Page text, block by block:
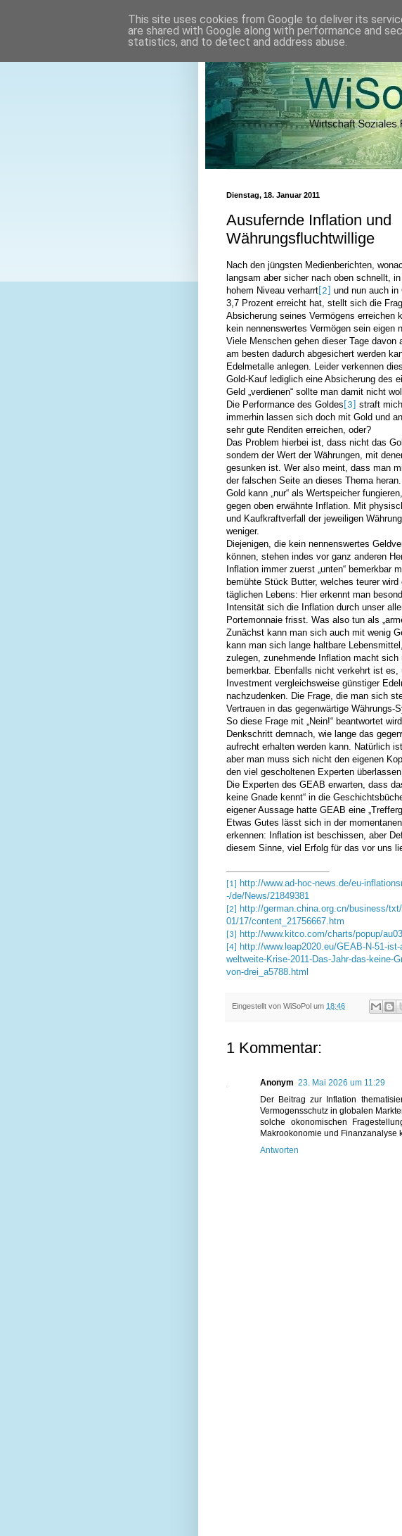
Dienstag, 18. Januar 2011
Ausufernde Inflation und
Währungsfluchtwillige
Nach den jüngsten Medienberichten,
langsam aber sicher nach oben schnellt,
hohem Niveau verharrt [2]
und nun auch in
3,7 Prozent erreicht hat, stellt sich die
Absicherung seines Vermögens erreichen
kein nennenswertes Vermögen sein eigen
Viele Menschen gehen dieser Tage davon
am besten dadurch abgesichert werden
Edelmetalle anlegen. Leider verkennen
Gold-Kauf lediglich eine Absicherung des
Geld „verdienen“ sollte man damit nicht
Die Performance des Goldes [3]
straft
immerhin lassen sich doch mit Gold und
sehr gute Renditen erreichen, oder?
Das Problem hierbei ist, dass nicht das
sondern der Wert der Währungen, mit
gesunken ist. Wer also meint, dass man
der falschen Seite an dieses Thema heran.
Gold kann „nur“ als Wertspeicher
gegen oben erwähnte Inflation. Mit
und Kaufkraftverfall der jeweiligen
weniger.
Diejenigen, die kein nennenswertes
können, stehen indes vor ganz anderen
Inflation immer zuerst „unten“ bemerkbar
bemühte Stück Butter, welches teurer
täglichen Lebens: Hier erkennt man
Intensität sich die Inflation durch unser
Portemonnaie frisst. Was also tun als
Zunächst kann man sich auch mit wenig
kann man sich lange haltbare
zulegen, zunehmende Inflation macht sich
bemerkbar. Ebenfalls nicht verkehrt ist es,
Investment vergleichsweise günstiger
nachzudenken. Die Frage, die man sich
Vertrauen in das gegenwärtige Währungs-
So diese Frage mit „Nein!“ beantwortet
Denkschritt demnach, wie lange das
aufrecht erhalten werden kann. Natürlich
aber man muss sich nicht den eigenen
den viel gescholtenen Experten überlassen.
Die Experten des GEAB erwarten, dass
keine Gnade kennt“ in die
eigener Aussage hatte GEAB eine
Etwas Gutes lässt sich in der
erkennen: Inflation ist beschissen, aber
diesem Sinne, viel Erfolg für das vor uns
[1]
http://www.ad-hoc-news.de/eu-
-/de/News/21849381
[2]
http://german.china.org.cn/business/
01/17/content_21756667.htm
[3] http://www.kitco.com/charts/popup/
[4]
http://www.leap2020.eu/GEAB-N-51-
weltweite-Krise-2011-Das-Jahr-das-keine-
von-drei_a5788.html
Eingestellt von WiSoPol um 18:46
1 Kommentar:
Anonym 23. Mai 2026 um 11:29
Der Beitrag zur Inflation
Vermogensschutz in globalen
solche okonomischen
Makrookonomie und Finanzanalyse
Antworten
This site uses cookies from Google to deliver its
are shared with Google along with performance and
statistics, and to detect and address abuse.